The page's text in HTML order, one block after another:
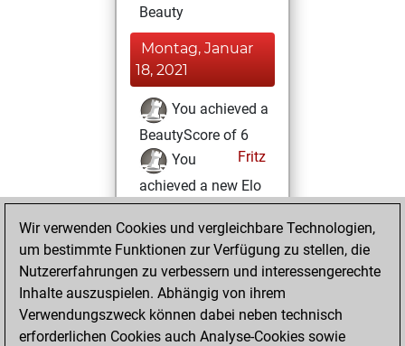
Beauty
Montag, Januar
18, 2021
You achieved a
BeautyScore of 6
Fritz
You
achieved a new Elo
of 1597
Sonntag, Januar
17, 2021
You won
against Fritz
Fritz
Wir verwenden Cookies und vergleichbare Technologien,
um bestimmte Funktionen zur Verfügung zu stellen, die
Nutzererfahrungen zu verbessern und interessengerechte
Inhalte auszuspielen. Abhängig von ihrem
Verwendungszweck können dabei neben technisch
erforderlichen Cookies auch Analyse-Cookies sowie